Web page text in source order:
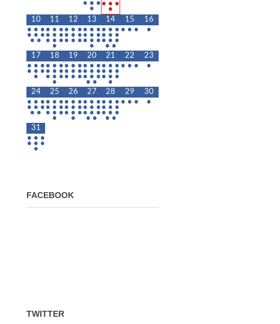
• • •
•
• • •
•
10
• • •
• • •
• •
11
• • •
• • •
• • •
•
12
• • •
• • •
• • •
13
• • •
• • •
• • •
•
14
• • •
• • •
• • •
• •
15
• • •
16
•
17
• • •
• • •
•
18
• • •
• • •
• • •
•
19
• • •
• • •
• • •
20
• • •
• • •
• • •
• •
21
• • •
• • •
• • •
•
22
• • •
23
•
24
• • •
• • •
• •
25
• • •
• • •
• • •
•
26
• • •
• • •
• • •
•
27
• • •
• • •
• • •
• •
28
• • •
• • •
• • •
• •
29
• • •
30
•
31
• • •
• • •
•
FACEBOOK
TWITTER